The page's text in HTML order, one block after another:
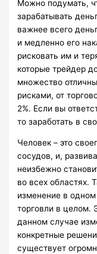
Можно подумать,
зарабатывать
важнее всего
и медленно его
рисковать им и
которые трейдер
множество
рисками, от
2%. Если вы
то заработать в
Человек – это
сосудов, и,
неизбежно
во всех областях.
изменение в одном
торговли в целом.
данном случае
конкретные
существует